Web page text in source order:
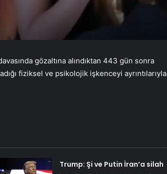
gözaltına alındıktan 443 gün sonra
fiziksel ve psikolojik işkenceyi ayrıntılarıyla
Trump: Şi ve Putin İran’a silah